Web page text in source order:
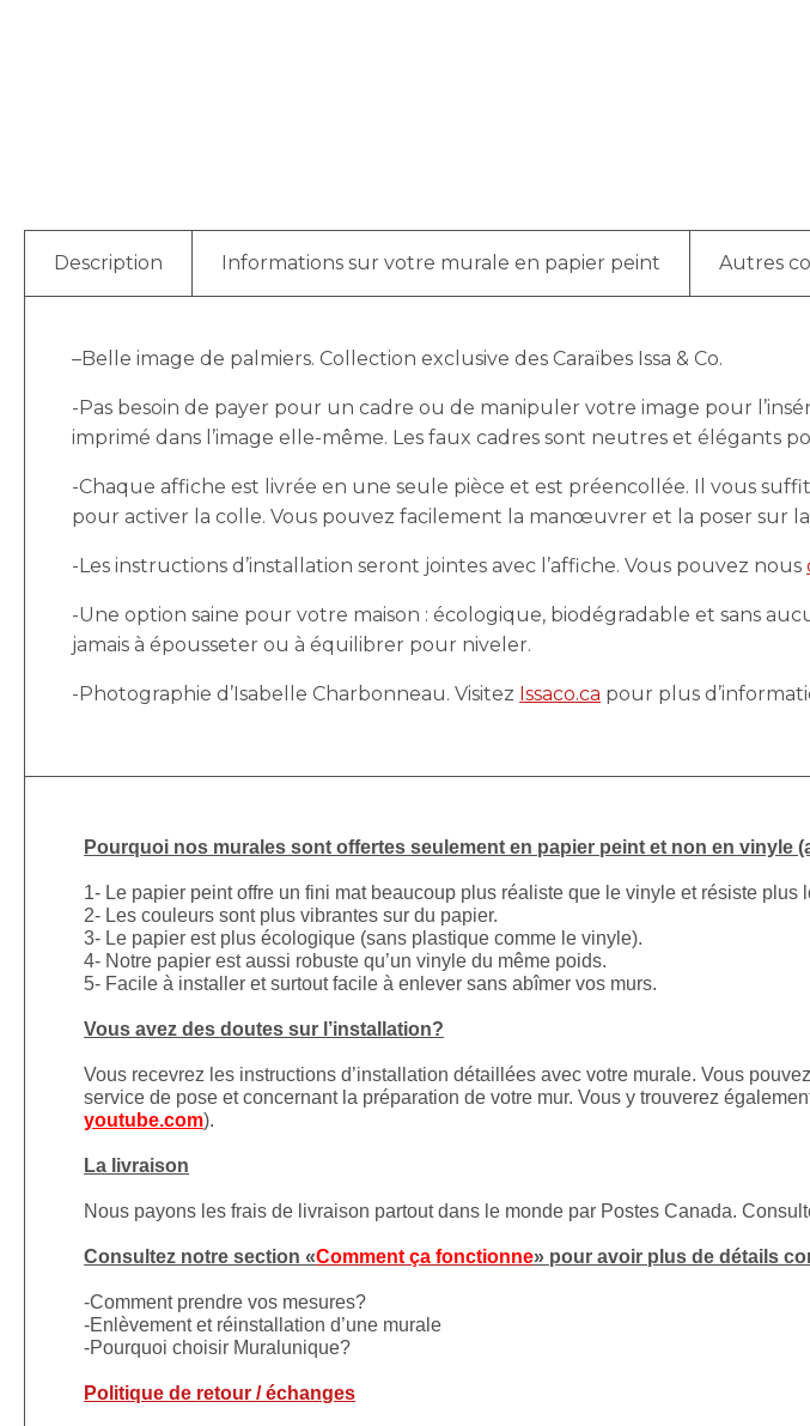
Description Informations sur votre murale en papier peint Autres
–Belle image de palmiers. Collection exclusive des Caraïbes Issa & Co.
-Pas besoin de payer pour un cadre ou de manipuler votre image pour
imprimé dans l’image elle-même. Les faux cadres sont neutres et élégants
-Chaque affiche est livrée en une seule pièce et est préencollée. Il vous
pour activer la colle. Vous pouvez facilement la manœuvrer et la poser sur
-Les instructions d’installation seront jointes avec l’affiche. Vous pouvez nous
-Une option saine pour votre maison : écologique, biodégradable et sans
jamais à épousseter ou à équilibrer pour niveler.
-Photographie d’Isabelle Charbonneau. Visitez Issaco.ca pour plus
Pourquoi nos murales sont offertes seulement en papier peint et non en vinyle
1- Le papier peint offre un fini mat beaucoup plus réaliste que le vinyle et résiste plus
2- Les couleurs sont plus vibrantes sur du papier.
3- Le papier est plus écologique (sans plastique comme le vinyle).
4- Notre papier est aussi robuste qu’un vinyle du même poids.
5- Facile à installer et surtout facile à enlever sans abîmer vos murs.
Vous avez des doutes sur l’installation?
Vous recevrez les instructions d’installation détaillées avec votre murale. Vous
service de pose et concernant la préparation de votre mur. Vous y trouverez
youtube.com).
La livraison
Nous payons les frais de livraison partout dans le monde par Postes Canada.
Consultez notre section «Comment ça fonctionne» pour avoir plus de détails
-Comment prendre vos mesures?
-Enlèvement et réinstallation d’une murale
-Pourquoi choisir Muralunique?
Politique de retour / échanges